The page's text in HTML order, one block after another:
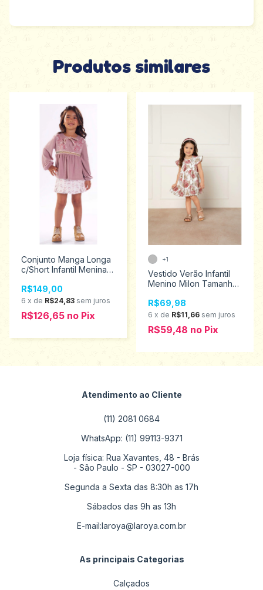
Produtos similares
Conjunto Manga Longa
c/Short Infantil Menina
ao 3 2450027
R$149,00
6 x de R$24,83 sem juros
R$126,65 no Pix
Vestido Verão Infantil
Menino Milon Tamanhos
R$69,98
6 x de R$11,66 sem juros
R$59,48 no Pix
+1
Atendimento ao Cliente
(11) 2081 0684
WhatsApp: (11) 99113-9371
Loja física: Rua Xavantes, 48 - Brás
- São Paulo - SP - 03027-000
Segunda a Sexta das 8:30h as 17h
Sábados das 9h as 13h
E-mail: laroya@laroya.com.br
As principais Categorias
Calçados